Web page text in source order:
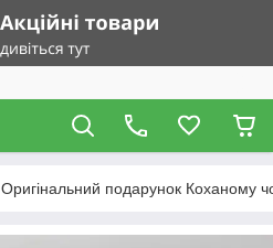
Оригінальний подарунок Коханому